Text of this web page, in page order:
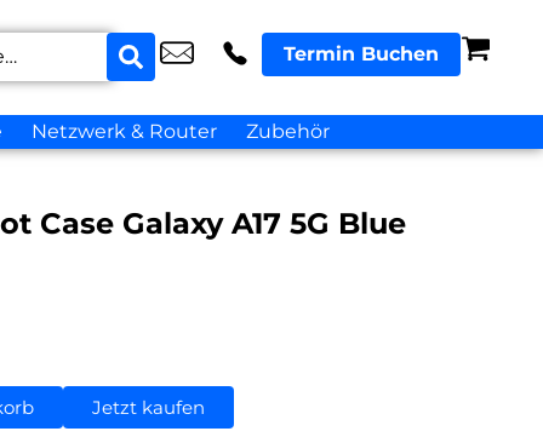
Termin Buchen
Netzwerk & Router Zubehör
Case Galaxy A17 5G Blue
Jetzt kaufen